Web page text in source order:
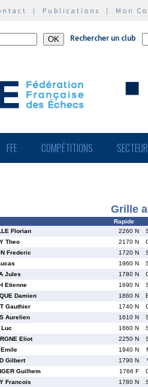
| Publications | Mon
Rechercher un club
FFE COMPÉTITIONS
Grille
Rapide
Florian 2260 N
Theo 2170 N
Frederic 1720 N
1960 N
Jules 1780 N
Etienne 1690 N
Damien 1860 N
Gauthier 1740 N
Aurelien 1610 N
Luc 1660 N
Eliot 2250 N
Emile 1940 N
Gilbert 1790 N
Guilhem 1766 F
Francois 1780 N